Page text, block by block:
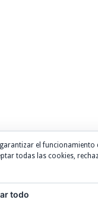
el funcionamiento
todas las cookies,
todo